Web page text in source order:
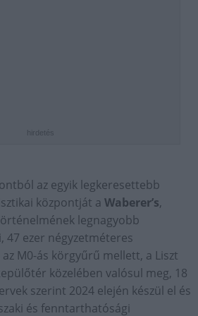
hirdetés
az egyik legkeresettebb
központját a Waberer’s,
legnagyobb
47 ezer négyzetméteres
M0-ás körgyűrű mellett, a Liszt
közelében valósul meg, 18
szerint 2024 elején készül el és
és fenntarthatósági